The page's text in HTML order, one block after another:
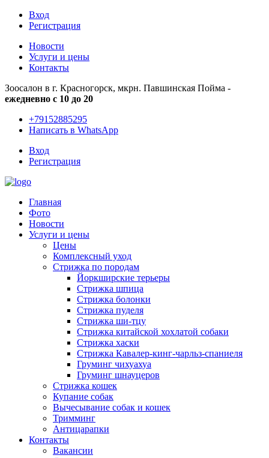
Вход
Регистрация
Новости
Услуги и цены
Контакты
Зоосалон в г. Красногорск, мкрн. Павшинская Пойма -
ежедневно с 10 до 20
+79152885295
Написать в WhatsApp
Вход
Регистрация
Главная
Фото
Новости
Услуги и цены
Цены
Комплексный уход
Стрижка по породам
Йоркширские терьеры
Стрижка шпица
Стрижка болонки
Стрижка пуделя
Стрижка ши-тцу
Стрижка китайской хохлатой собаки
Стрижка хаски
Стрижка Кавалер-кинг-чарльз-спаниеля
Груминг чихуахуа
Груминг шнауцеров
Стрижка кошек
Купание собак
Вычесывание собак и кошек
Тримминг
Антицарапки
Контакты
Вакансии